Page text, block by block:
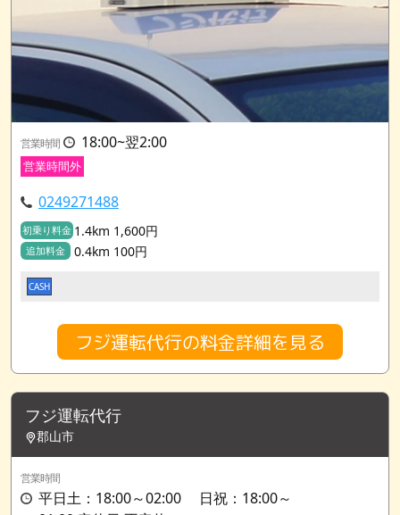
営業時間 18:00~翌2:00
営業時間外
0249271488
初乗り料金 1.4km 1,600円
追加料金 0.4km 100円
CASH
フジ運転代行の料金詳細を見る
フジ運転代行
郡山市
営業時間
平日土：18:00～02:00 日祝：18:00～